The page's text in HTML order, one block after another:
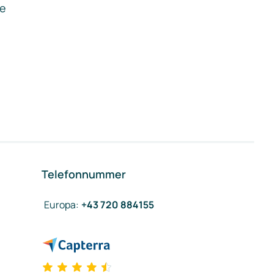
Telefonnummer
Europa: +43 720 884155